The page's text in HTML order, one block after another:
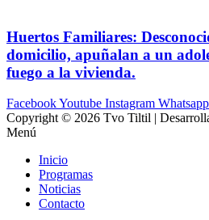
Huertos Familiares:
domicilio, apuñalan a un
fuego a la vivienda.
FacebookYoutube Instagram Whatsapp
Copyright © 2026 Tvo Tiltil |
Menú
Inicio
Programas
Noticias
Contacto